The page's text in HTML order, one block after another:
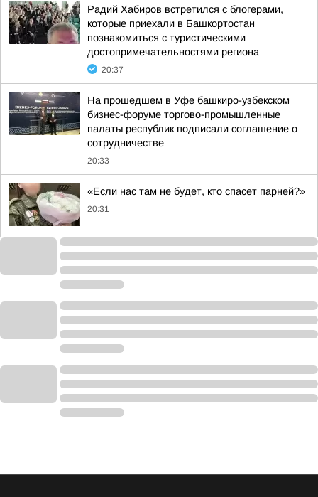
Радий Хабиров встретился с блогерами,
которые приехали в Башкортостан
познакомиться с туристическими
достопримечательностями региона
20:37
На прошедшем в Уфе башкиро-узбекском
бизнес-форуме торгово-промышленные
палаты республик подписали соглашение о
сотрудничестве
20:33
«Если нас там не будет, кто спасет парней?»
20:31